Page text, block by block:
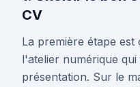
CV
La première étape
l'atelier numérique
présentation. Sur le